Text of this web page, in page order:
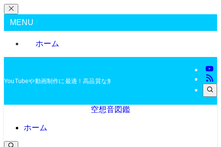
MENU
ホーム
YouTubeや動画制作に最適！高品質な無料BGMを配布中
空想音図鑑
ホーム